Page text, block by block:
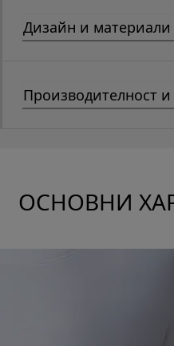
Дизайн и материали
Производителност
ОСНОВНИ